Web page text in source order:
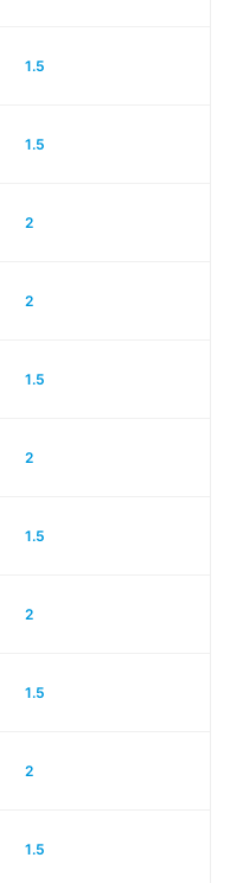
1.5
1.5
2
2
1.5
2
1.5
2
1.5
2
1.5